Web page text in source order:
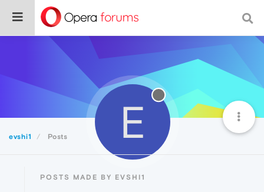
evshi1 Posts E
POSTS MADE BY EVSHI1